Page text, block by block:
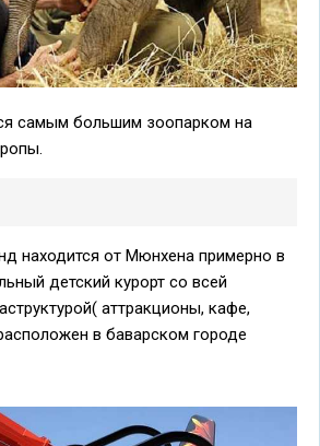
самым большим зоопарком на
находится от Мюнхена примерно в
детский курорт со всей
аттракционы, кафе,
в баварском городе